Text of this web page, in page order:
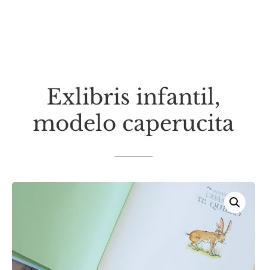
Exlibris infantil,
modelo caperucita